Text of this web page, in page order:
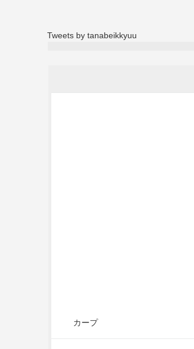
Tweets by tanabeikkyuu
カープ